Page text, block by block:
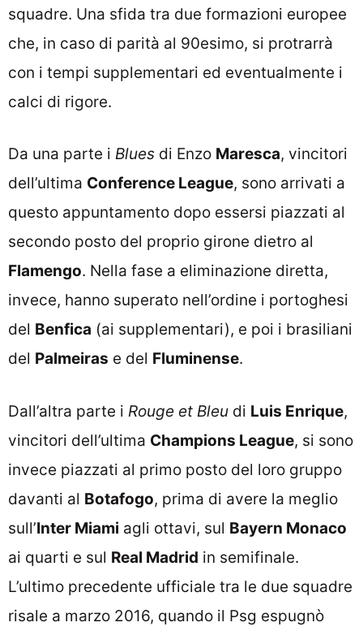
squadre. Una sfida tra due formazioni europee
che, in caso di parità al 90esimo, si protrarrà
con i tempi supplementari ed eventualmente i
calci di rigore.
Da una parte i Blues di Enzo Maresca, vincitori
dell’ultima Conference League, sono arrivati a
questo appuntamento dopo essersi piazzati al
secondo posto del proprio girone dietro al
Flamengo. Nella fase a eliminazione diretta,
invece, hanno superato nell’ordine i portoghesi
del Benfica (ai supplementari), e poi i brasiliani
del Palmeiras e del Fluminense.
Dall’altra parte i Rouge et Bleu di Luis Enrique,
vincitori dell’ultima Champions League, si sono
invece piazzati al primo posto del loro gruppo
davanti al Botafogo, prima di avere la meglio
sull’Inter Miami agli ottavi, sul Bayern Monaco
ai quarti e sul Real Madrid in semifinale.
L’ultimo precedente ufficiale tra le due squadre
risale a marzo 2016, quando il Psg espugnò